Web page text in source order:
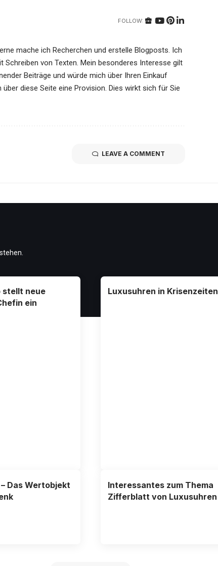
FOLLOW:
mache ich Recherchen und erstelle Blogposts. Ich
von Texten. Mein besonderes Interesse gilt
Beiträge und würde mich über Ihren Einkauf
diese Seite eine Provision. Dies wirkt sich für Sie
LEAVE A COMMENT
stellt neue
ein
Luxusuhren in Krisenzeiten
Das Wertobjekt
Interessantes zum Thema
Zifferblatt von Luxusuhren